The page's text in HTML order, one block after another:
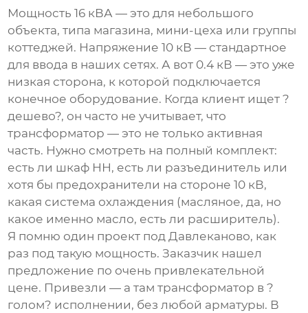
Мощность 16 кВА — это для небольшого
объекта, типа магазина, мини-цеха или группы
коттеджей. Напряжение 10 кВ — стандартное
для ввода в наших сетях. А вот 0.4 кВ — это уже
низкая сторона, к которой подключается
конечное оборудование. Когда клиент ищет ?
дешево?, он часто не учитывает, что
трансформатор — это не только активная
часть. Нужно смотреть на полный комплект:
есть ли шкаф НН, есть ли разъединитель или
хотя бы предохранители на стороне 10 кВ,
какая система охлаждения (масляное, да, но
какое именно масло, есть ли расширитель).
Я помню один проект под Давлеканово, как
раз под такую мощность. Заказчик нашел
предложение по очень привлекательной
цене. Привезли — а там трансформатор в ?
голом? исполнении, без любой арматуры. В